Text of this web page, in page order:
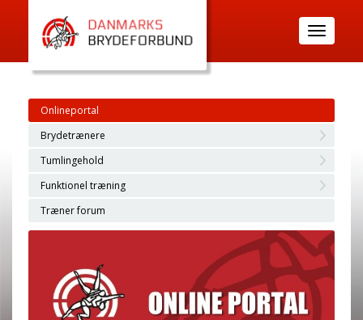
Toggle
navigation
Onlineportal
Brydetrænere
Tumlingehold
Funktionel træning
Træner forum